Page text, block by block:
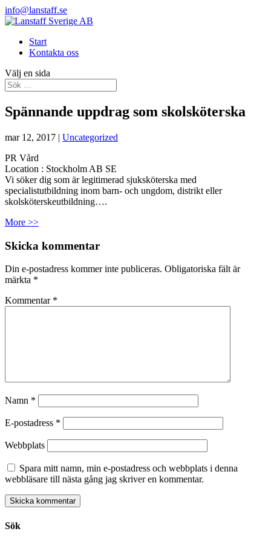
info@lanstaff.se
Start
Kontakta oss
Välj en sida
Spännande uppdrag som skolsköterska
mar 12, 2017 | Uncategorized
PR Vård
Location : Stockholm AB SE
Vi söker dig som är legitimerad sjuksköterska med
specialistutbildning inom barn- och ungdom, distrikt eller
skolsköterskeutbildning….
More >>
Skicka kommentar
Din e-postadress kommer inte publiceras. Obligatoriska fält är
märkta *
Kommentar *
Namn *
E-postadress *
Webbplats
Spara mitt namn, min e-postadress och webbplats i denna
webbläsare till nästa gång jag skriver en kommentar.
Sök